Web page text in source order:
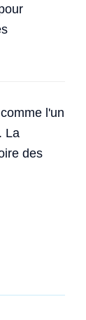
l'un
La
des